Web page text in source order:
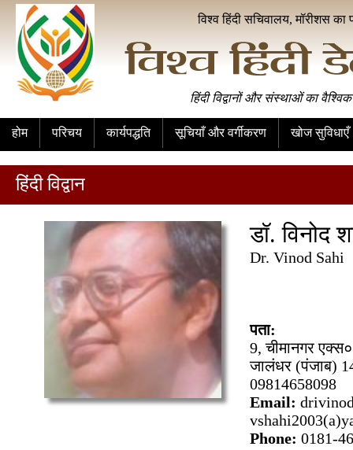
विश्व हिंदी सचिवालय, मॉरीशस का
हिंदी विद्वानों और संस्थाओं का
होम परिचय कार्यपद्धति सूचियाँ और वर्गीकरण खोज सुविधाएँ
हिंदी विद्वान
डॉ. विनोद
Dr. Vinod Sahi
पता:
9, चीमानगर
जालंधर (पंजाब)
09814658098
Email:
Phone: 0181-